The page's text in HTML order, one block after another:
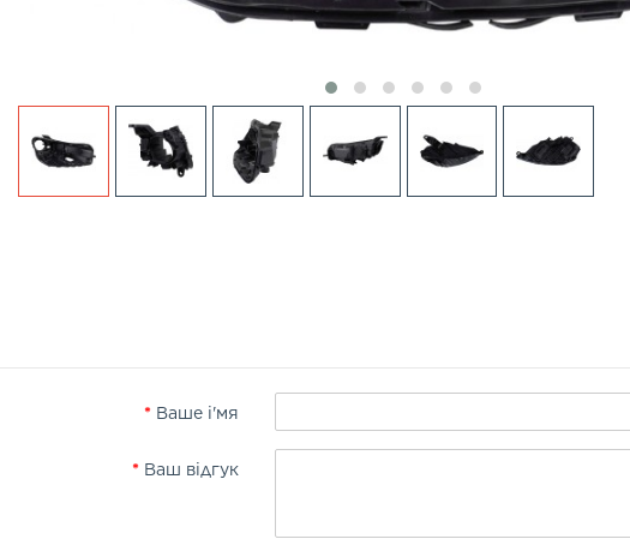
Ваше і'мя
Ваш відгук